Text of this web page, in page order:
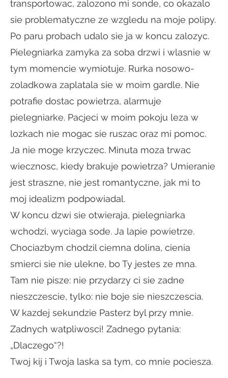
transportowac, zalozono mi sonde, co okazalo
sie problematyczne ze wzgledu na moje polipy.
Po paru probach udalo sie ja w koncu zalozyc.
Pielegniarka zamyka za soba drzwi i wlasnie w
tym momencie wymiotuje. Rurka nosowo-
zoladkowa zaplatala sie w moim gardle. Nie
potrafie dostac powietrza, alarmuje
pielegniarke. Pacjeci w moim pokoju leza w
lozkach nie mogac sie ruszac oraz mi pomoc.
Ja nie moge krzyczec. Minuta moza trwac
wiecznosc, kiedy brakuje powietrza? Umieranie
jest straszne, nie jest romantyczne, jak mi to
moj idealizm podpowiadal.
W koncu dzwi sie otwieraja, pielegniarka
wchodzi, wyciaga sode. Ja lapie powietrze.
Chociazbym chodzil ciemna dolina, cienia
smierci sie nie ulekne, bo Ty jestes ze mna.
Tam nie pisze: nie przydarzy ci sie zadne
nieszczescie, tylko: nie boje sie nieszczescia.
W kazdej sekundzie Pasterz byl przy mnie.
Zadnych watpliwosci! Zadnego pytania:
„Dlaczego“?!
Twoj kij i Twoja laska sa tym, co mnie pociesza.